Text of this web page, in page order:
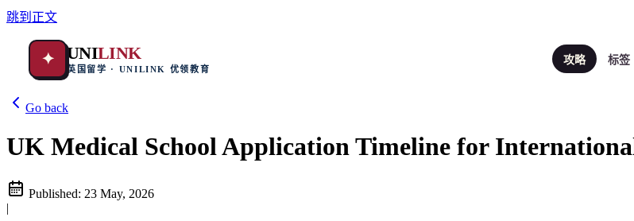
跳到正文
✦ UNILINK
英国留学 · UNILINK 优领教育
攻略 标签
Go back
UK Medical School Application Timeline for
Published: 23 May, 2026
|